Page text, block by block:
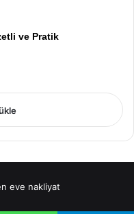
ve Pratik
eve nakliyat